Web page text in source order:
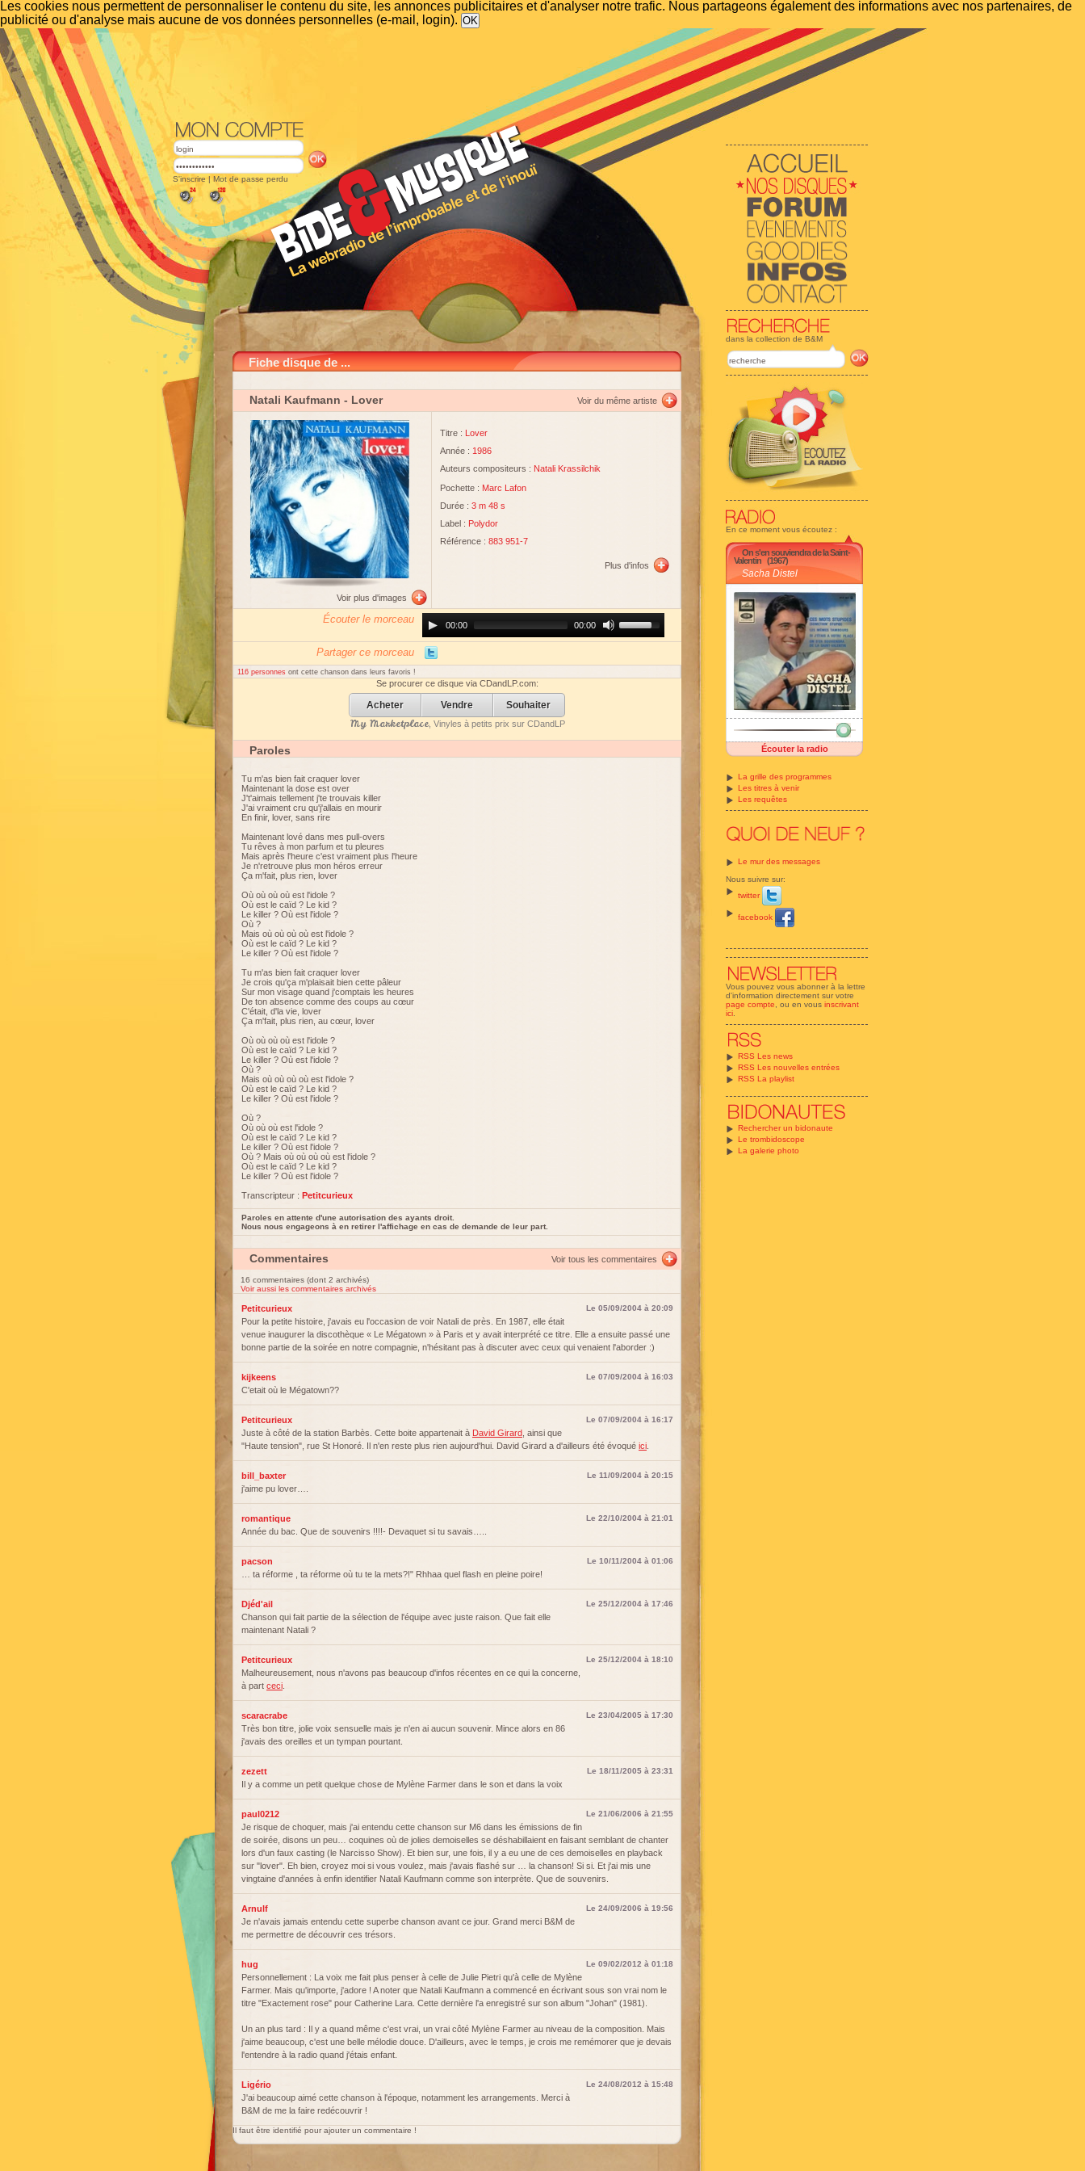
Les cookies nous permettent de personnaliser le contenu du site, les annonces publicitaires et d'analyser notre trafic. Nous partageons également des informations avec nos partenaires, de
publicité ou d'analyse mais aucune de vos données personnelles (e-mail, login).
dans la collection de B&M
En ce moment vous écoutez :
On s'en souviendra de la Saint-
Valentin (1967)
Sacha Distel
Écouter la radio
La grille des programmes
Les titres à venir
Les requêtes
Le mur des messages
Nous suivre sur:
twitter
facebook
Vous pouvez vous abonner à la lettre
d'information directement sur votre
page compte , ou en vous inscrivant
ici
RSS Les news
RSS Les nouvelles entrées
RSS La playlist
Rechercher un bidonaute
Le trombidoscope
La galerie photo
S'inscrire | Mot de passe perdu
Fiche disque de ...
Natali Kaufmann - Lover Voir du même artiste
Voir plus d'images
Titre : Lover
Année : 1986
Auteurs compositeurs : Natali Krassilchik
Pochette : Marc Lafon
Durée : 3 m 48 s
Label : Polydor
Référence : 883 951-7
Plus d'infos
Écouter le morceau
Player00:00 00:00
Up/Down
Arrow
increase
or
Partager ce morceau
116 personnes ont cette chanson dans leurs favoris !
Se procurer ce disque via CDandLP.com:
Acheter Vendre Souhaiter
My Marketplace, Vinyles à petits prix sur CDandLP
Paroles
Tu m'as bien fait craquer lover
Maintenant la dose est over
J't'aimais tellement j'te trouvais killer
J'ai vraiment cru qu'j'allais en mourir
En finir, lover, sans rire
Maintenant lové dans mes pull-overs
Tu rêves à mon parfum et tu pleures
Mais après l'heure c'est vraiment plus l'heure
Je n'retrouve plus mon héros erreur
Ça m'fait, plus rien, lover
Où où où où est l'idole ?
Où est le caïd ? Le kid ?
Le killer ? Où est l'idole ?
Où ?
Mais où où où où est l'idole ?
Où est le caïd ? Le kid ?
Le killer ? Où est l'idole ?
Tu m'as bien fait craquer lover
Je crois qu'ça m'plaisait bien cette pâleur
Sur mon visage quand j'comptais les heures
De ton absence comme des coups au cœur
C'était, d'la vie, lover
Ça m'fait, plus rien, au cœur, lover
Où où où où est l'idole ?
Où est le caïd ? Le kid ?
Le killer ? Où est l'idole ?
Où ?
Mais où où où où est l'idole ?
Où est le caïd ? Le kid ?
Le killer ? Où est l'idole ?
Où ?
Où où où est l'idole ?
Où est le caïd ? Le kid ?
Le killer ? Où est l'idole ?
Où ? Mais où où où où est l'idole ?
Où est le caïd ? Le kid ?
Le killer ? Où est l'idole ?
Transcripteur : Petitcurieux
Paroles en attente d'une autorisation des ayants droit.
Nous nous engageons à en retirer l'affichage en cas de demande de leur part.
Commentaires Voir tous les commentaires
16 commentaires (dont 2 archivés)
Voir aussi les commentaires archivés
Petitcurieux Le 05/09/2004 à 20:09
Pour la petite histoire, j'avais eu l'occasion de voir Natali de près. En 1987, elle était
venue inaugurer la discothèque « Le Mégatown » à Paris et y avait interprété ce titre. Elle a ensuite passé une
bonne partie de la soirée en notre compagnie, n'hésitant pas à discuter avec ceux qui venaient l'aborder :)
kijkeens Le 07/09/2004 à 16:03
C'etait où le Mégatown??
Petitcurieux Le 07/09/2004 à 16:17
Juste à côté de la station Barbès. Cette boite appartenait à David Girard , ainsi que
"Haute tension", rue St Honoré. Il n'en reste plus rien aujourd'hui. David Girard a d'ailleurs été évoqué ici
bill_baxter Le 11/09/2004 à 20:15
j'aime pu lover….
romantique Le 22/10/2004 à 21:01
Année du bac. Que de souvenirs !!!!- Devaquet si tu savais…..
pacson Le 10/11/2004 à 01:06
… ta réforme , ta réforme où tu te la mets?!" Rhhaa quel flash en pleine poire!
Djéd'ail Le 25/12/2004 à 17:46
Chanson qui fait partie de la sélection de l'équipe avec juste raison. Que fait elle
maintenant Natali ?
Petitcurieux Le 25/12/2004 à 18:10
Malheureusement, nous n'avons pas beaucoup d'infos récentes en ce qui la concerne,
à part ceci
scaracrabe Le 23/04/2005 à 17:30
Très bon titre, jolie voix sensuelle mais je n'en ai aucun souvenir. Mince alors en 86
j'avais des oreilles et un tympan pourtant.
zezett Le 18/11/2005 à 23:31
Il y a comme un petit quelque chose de Mylène Farmer dans le son et dans la voix
paul0212 Le 21/06/2006 à 21:55
Je risque de choquer, mais j'ai entendu cette chanson sur M6 dans les émissions de fin
de soirée, disons un peu… coquines où de jolies demoiselles se déshabillaient en faisant semblant de chanter
lors d'un faux casting (le Narcisso Show). Et bien sur, une fois, il y a eu une de ces demoiselles en playback
sur "lover". Eh bien, croyez moi si vous voulez, mais j'avais flashé sur … la chanson! Si si. Et j'ai mis une
vingtaine d'années à enfin identifier Natali Kaufmann comme son interprète. Que de souvenirs.
Arnulf Le 24/09/2006 à 19:56
Je n'avais jamais entendu cette superbe chanson avant ce jour. Grand merci B&M de
me permettre de découvrir ces trésors.
hug Le 09/02/2012 à 01:18
Personnellement : La voix me fait plus penser à celle de Julie Pietri qu'à celle de Mylène
Farmer. Mais qu'importe, j'adore ! A noter que Natali Kaufmann a commencé en écrivant sous son vrai nom le
titre "Exactement rose" pour Catherine Lara. Cette dernière l'a enregistré sur son album "Johan" (1981).
Un an plus tard : Il y a quand même c'est vrai, un vrai côté Mylène Farmer au niveau de la composition. Mais
j'aime beaucoup, c'est une belle mélodie douce. D'ailleurs, avec le temps, je crois me remémorer que je devais
l'entendre à la radio quand j'étais enfant.
Ligério Le 24/08/2012 à 15:48
J'ai beaucoup aimé cette chanson à l'époque, notamment les arrangements. Merci à
B&M de me la faire redécouvrir !
Il faut être identifié pour ajouter un commentaire !